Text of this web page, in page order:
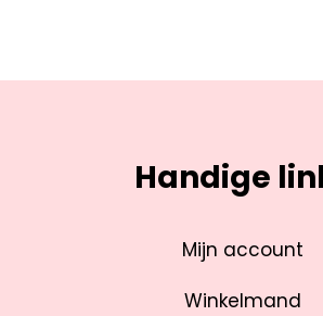
Handige
Mijn account
Winkelmand